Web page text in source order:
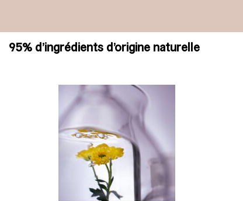
95% d’ingrédients d’origine naturelle